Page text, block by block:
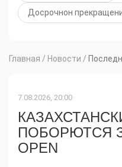
Досрочнон
Главная / Новости /
7.08.2026, 20:00
ПОБОРЮТСЯ
OPEN